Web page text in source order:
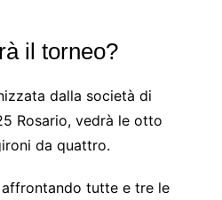
il torneo?
dalla società di
Rosario, vedrà le otto
da quattro.
tutte e tre le